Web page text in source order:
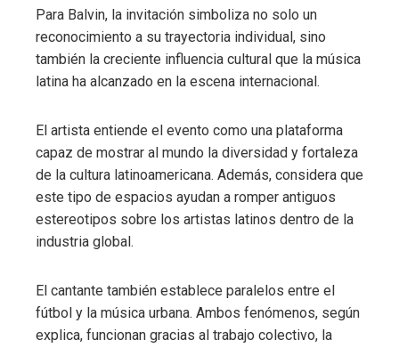
Para Balvin, la invitación simboliza no solo un
reconocimiento a su trayectoria individual, sino
también la creciente influencia cultural que la música
latina ha alcanzado en la escena internacional.
El artista entiende el evento como una plataforma
capaz de mostrar al mundo la diversidad y fortaleza
de la cultura latinoamericana. Además, considera que
este tipo de espacios ayudan a romper antiguos
estereotipos sobre los artistas latinos dentro de la
industria global.
El cantante también establece paralelos entre el
fútbol y la música urbana. Ambos fenómenos, según
explica, funcionan gracias al trabajo colectivo, la